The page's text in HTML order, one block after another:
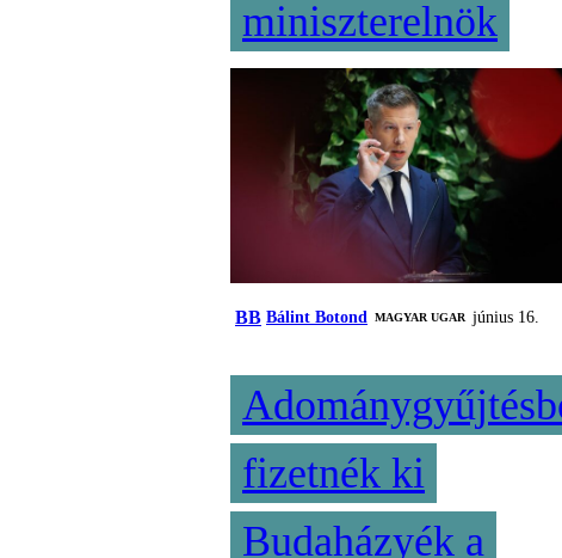
miniszterelnök
BB Bálint Botond MAGYAR UGAR június 16.
fizetnék ki
Budaházyék a